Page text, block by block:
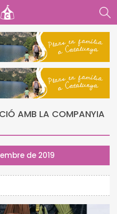
AMB LA COMPANYIA
de 2019